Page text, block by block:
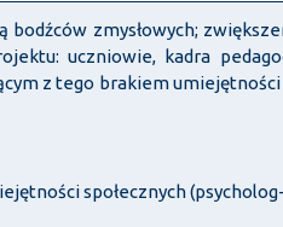
zmysłowych;
uczniowie, kadra
z tego brakiem umiejętności
społecznych